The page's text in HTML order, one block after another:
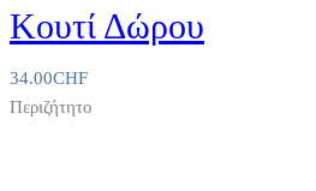
Κουτί Δώρου
34.00CHF
Περιζήτητο